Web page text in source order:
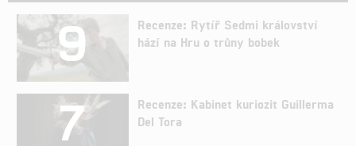
9
Recenze: Rytíř Sedmi království
hází na Hru o trůny bobek
7
Recenze: Kabinet kuriozit Guillerma
Del Tora